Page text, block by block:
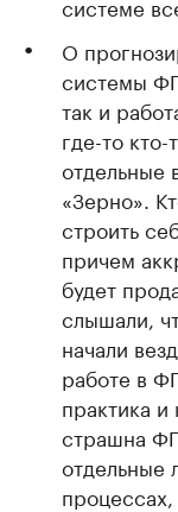
О
системы
так и
где-то
отдельные
«Зерно».
строить
причем
будет
слышали,
начали
работе в
практика и
страшна
отдельные